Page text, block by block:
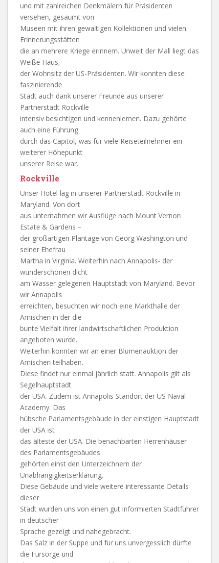
und mit zahlreichen Denkmälern für Präsidenten
versehen, gesäumt von
Museen mit ihren gewaltigen Kollektionen und vielen
Erinnerungsstätten
die an mehrere Kriege erinnern. Unweit der Mall liegt das
Weiße Haus,
der Wohnsitz der US-Präsidenten. Wir konnten diese
faszinierende
Stadt auch dank unserer Freunde aus unserer
Partnerstadt Rockville
intensiv besichtigen und kennenlernen. Dazu gehörte
auch eine Führung
durch das Capitol, was für viele Reiseteilnehmer ein
weiterer Höhepunkt
unserer Reise war.
Rockville
Unser Hotel lag in unserer Partnerstadt Rockville in
Maryland. Von dort
aus unternahmen wir Ausflüge nach Mount Vernon
Estate & Gardens –
der großartigen Plantage von Georg Washington und
seiner Ehefrau
Martha in Virginia. Weiterhin nach Annapolis- der
wunderschönen dicht
am Wasser gelegenen Hauptstadt von Maryland. Bevor
wir Annapolis
erreichten, besuchten wir noch eine Markthalle der
Amischen in der die
bunte Vielfalt ihrer landwirtschaftlichen Produktion
angeboten wurde.
Weiterhin konnten wir an einer Blumenauktion der
Amischen teilhaben.
Diese findet nur einmal jährlich statt. Annapolis gilt als
Segelhauptstadt
der USA. Zudem ist Annapolis Standort der US Naval
Academy. Das
hübsche Parlamentsgebäude in der einstigen Hauptstadt
der USA ist
das älteste der USA. Die benachbarten Herrenhäuser
des Parlamentsgebäudes
gehörten einst den Unterzeichnern der
Unabhängigkeitserklärung.
Diese Gebäude und viele weitere interessante Details
dieser
Stadt wurden uns von einen gut informierten Stadtführer
in deutscher
Sprache gezeigt und nahegebracht.
Das Salz in der Suppe und für uns unvergesslich dürfte
die Fürsorge und